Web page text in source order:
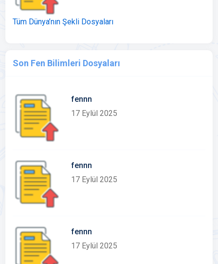
Tüm Dünya’nın Şekli Dosyaları
Son Fen Bilimleri Dosyaları
fennn
17 Eylül 2025
fennn
17 Eylül 2025
fennn
17 Eylül 2025